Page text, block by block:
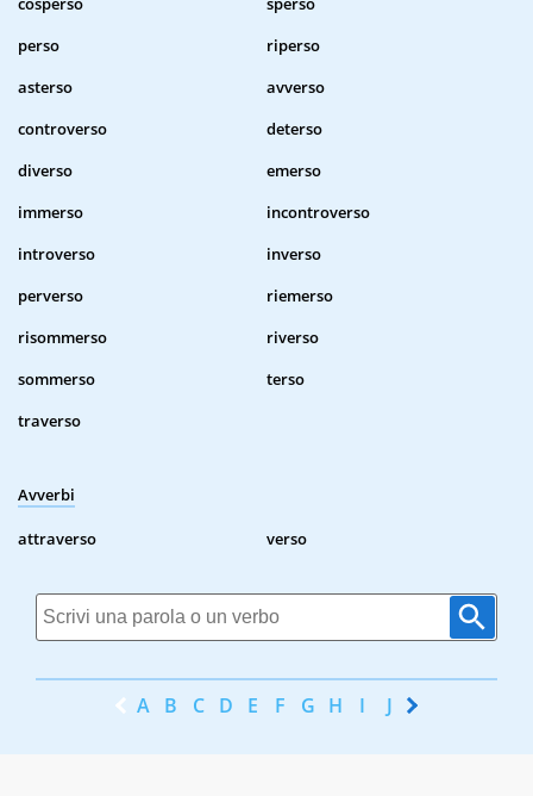
perso
riperso
asterso
avverso
controverso
deterso
diverso
emerso
immerso
incontroverso
introverso
inverso
perverso
riemerso
risommerso
riverso
sommerso
terso
traverso
Avverbi
attraverso verso
A B C D E F G H I J K